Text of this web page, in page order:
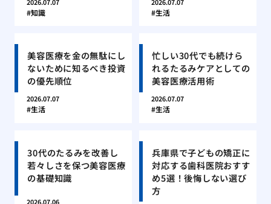
2026.07.07
知識
2026.07.07
生活
美容医療を金の無駄にし
ないために知るべき投資
の優先順位
2026.07.07
生活
忙しい30代でも続けら
れるたるみケアとしての
美容医療活用術
2026.07.07
生活
30代のたるみを改善し
若々しさを保つ美容医療
の基礎知識
2026.07.06
兵庫県で子どもの矯正に
対応する歯科医院おすす
め5選！後悔しない選び
方